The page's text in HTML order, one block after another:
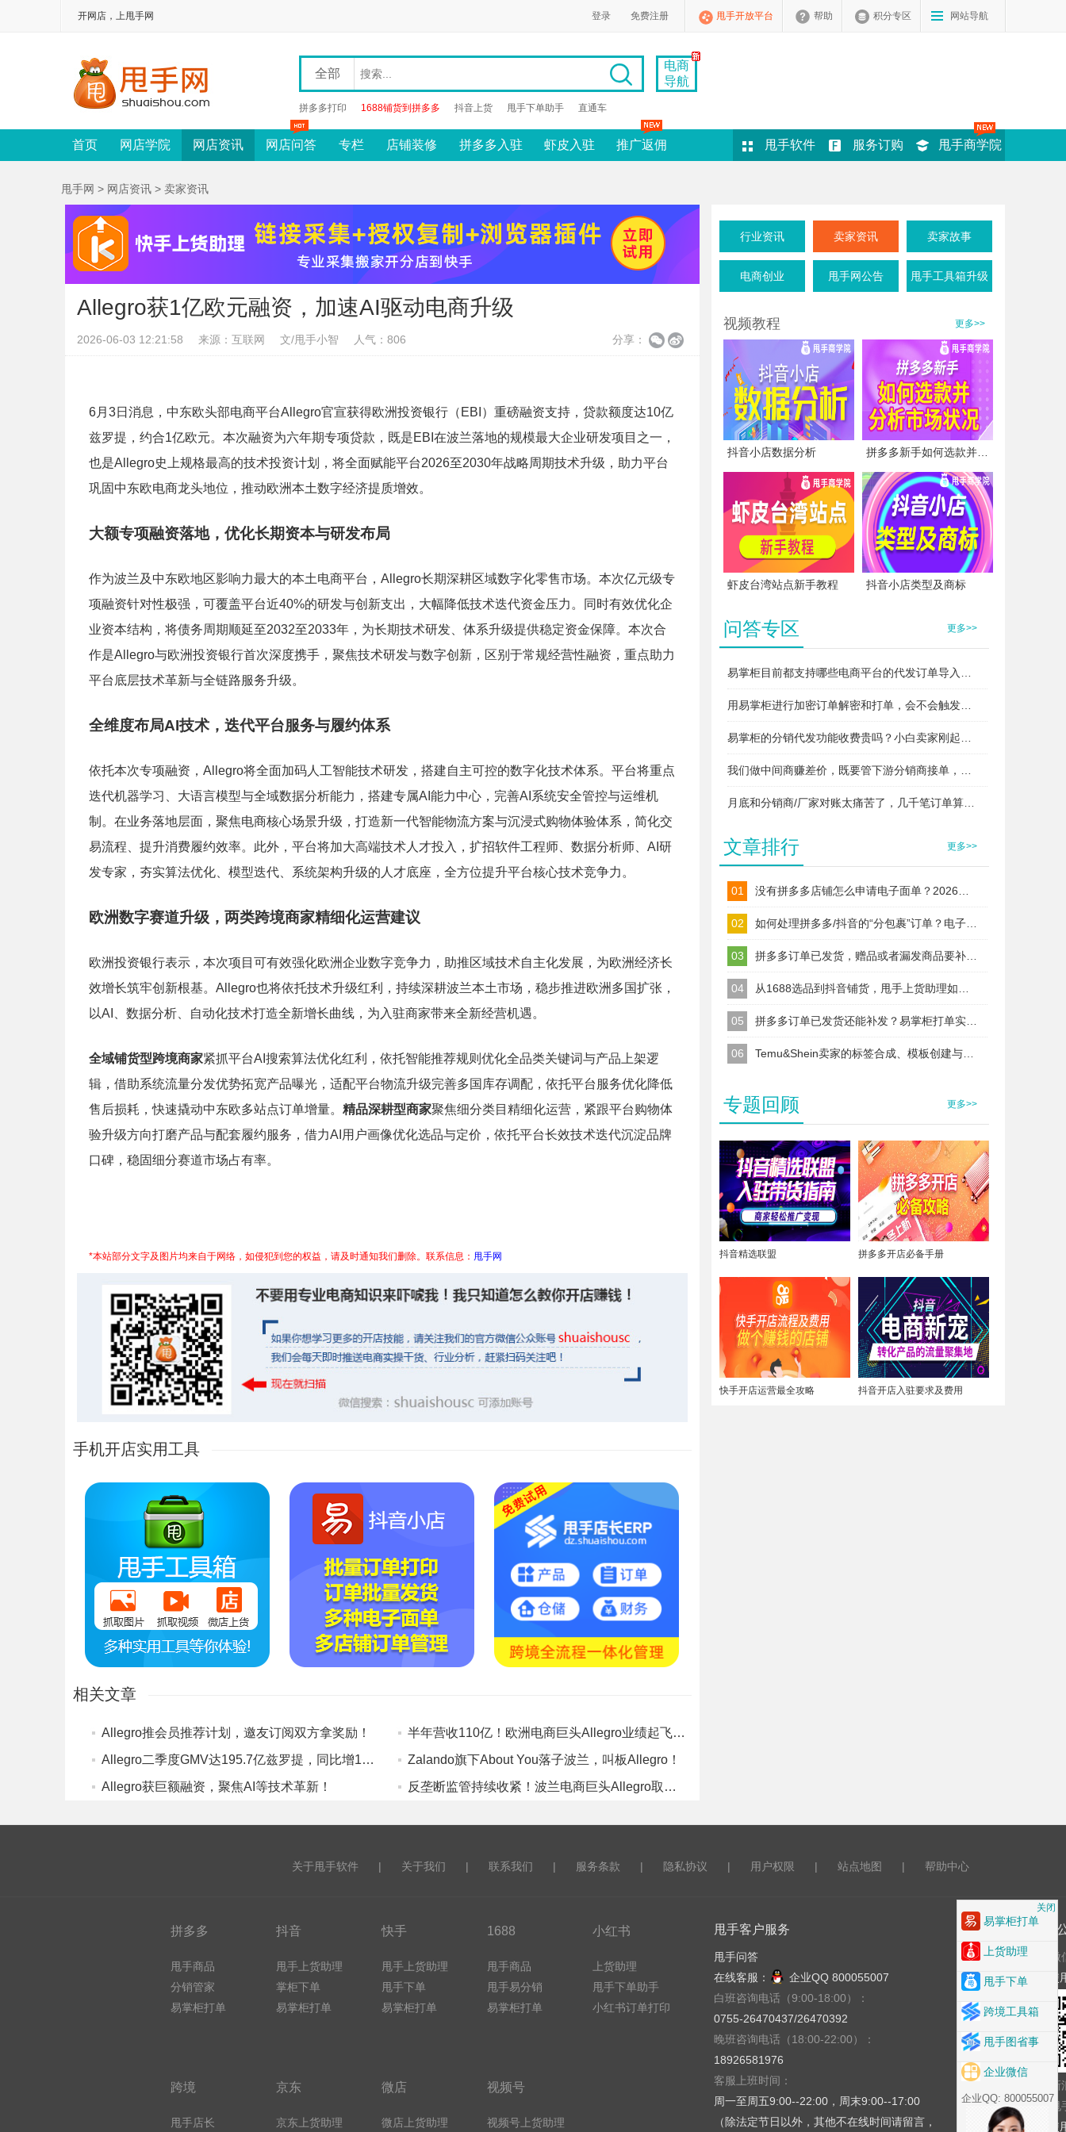
开网店，上甩手网 登录 免费注册 甩手开放平台 帮助 积分专区 网站导航
全部
拼多多打印 1688铺货到拼多多 抖音上货 甩手下单助手 直通车
电商
导航
首页 网店学院 网店资讯 网店问答 专栏 店铺装修 拼多多入驻 虾皮入驻 推广返佣 甩手软件 服务订购 甩手商学院
甩手网 > 网店资讯 > 卖家资讯
Allegro获1亿欧元融资，加速AI驱动电商升级
2026-06-03 12:21:58 来源：互联网 文/甩手小智 人气：806 分享：
6月3日消息，中东欧头部电商平台Allegro官宣获得欧洲投资银行（EBI）重磅融资支持，贷款额度达10亿
兹罗提，约合1亿欧元。本次融资为六年期专项贷款，既是EBI在波兰落地的规模最大企业研发项目之一，
也是Allegro史上规格最高的技术投资计划，将全面赋能平台2026至2030年战略周期技术升级，助力平台
巩固中东欧电商龙头地位，推动欧洲本土数字经济提质增效。
大额专项融资落地，优化长期资本与研发布局
作为波兰及中东欧地区影响力最大的本土电商平台，Allegro长期深耕区域数字化零售市场。本次亿元级专
项融资针对性极强，可覆盖平台近40%的研发与创新支出，大幅降低技术迭代资金压力。同时有效优化企
业资本结构，将债务周期顺延至2032至2033年，为长期技术研发、体系升级提供稳定资金保障。本次合
作是Allegro与欧洲投资银行首次深度携手，聚焦技术研发与数字创新，区别于常规经营性融资，重点助力
平台底层技术革新与全链路服务升级。
全维度布局AI技术，迭代平台服务与履约体系
依托本次专项融资，Allegro将全面加码人工智能技术研发，搭建自主可控的数字化技术体系。平台将重点
迭代机器学习、大语言模型与全域数据分析能力，搭建专属AI能力中心，完善AI系统安全管控与运维机
制。在业务落地层面，聚焦电商核心场景升级，打造新一代智能物流方案与沉浸式购物体验体系，简化交
易流程、提升消费履约效率。此外，平台将加大高端技术人才投入，扩招软件工程师、数据分析师、AI研
发专家，夯实算法优化、模型迭代、系统架构升级的人才底座，全方位提升平台核心技术竞争力。
欧洲数字赛道升级，两类跨境商家精细化运营建议
欧洲投资银行表示，本次项目可有效强化欧洲企业数字竞争力，助推区域技术自主化发展，为欧洲经济长
效增长筑牢创新根基。Allegro也将依托技术升级红利，持续深耕波兰本土市场，稳步推进欧洲多国扩张，
以AI、数据分析、自动化技术打造全新增长曲线，为入驻商家带来全新经营机遇。
全域铺货型跨境商家紧抓平台AI搜索算法优化红利，依托智能推荐规则优化全品类关键词与产品上架逻
辑，借助系统流量分发优势拓宽产品曝光，适配平台物流升级完善多国库存调配，依托平台服务优化降低
售后损耗，快速撬动中东欧多站点订单增量。 精品深耕型商家聚焦细分类目精细化运营，紧跟平台购物体
验升级方向打磨产品与配套履约服务，借力AI用户画像优化选品与定价，依托平台长效技术迭代沉淀品牌
口碑，稳固细分赛道市场占有率。
*本站部分文字及图片均来自于网络，如侵犯到您的权益，请及时通知我们删除。联系信息： 甩手网
手机开店实用工具
相关文章
Allegro推会员推荐计划，邀友订阅双方拿奖励！
半年营收110亿！欧洲电商巨头Allegro业绩起飞背后暗藏挑战
Allegro二季度GMV达195.7亿兹罗提，同比增14.4%！
Zalando旗下About You落子波兰，叫板Allegro！
Allegro获巨额融资，聚焦AI等技术革新！
反垄断监管持续收紧！波兰电商巨头Allegro取消强制全网最低价规则，商家定价权回归
行业资讯 卖家资讯 卖家故事
电商创业 甩手网公告 甩手工具箱升级
视频教程 更多>>
抖音小店数据分析
虾皮台湾站点新手教程 抖音小店类型及商标
问答专区 更多>>
文章排行 更多>>
01
02
03
04
05
06
专题回顾 更多>>
抖音精选联盟 拼多多开店必备手册
快手开店运营最全攻略 抖音开店入驻要求及费用
关于甩手软件 | 关于我们 | 联系我们 | 服务条款 | 隐私协议 | 用户权限 | 站点地图 | 帮助中心
拼多多
甩手商品
分销管家
易掌柜打单
抖音
甩手上货助理
掌柜下单
易掌柜打单
快手
甩手上货助理
甩手下单
易掌柜打单
1688
甩手商品
甩手易分销
易掌柜打单
小红书
上货助理
甩手下单助手
小红书订单打印
跨境
甩手店长
京东
京东上货助理
微店
微店上货助理
视频号
视频号上货助理
甩手客户服务
甩手问答
在线客服：
企业QQ 800055007
白班咨询电话（9:00-18:00）：
0755-26470437/26470392
晚班咨询电话（18:00-22:00）：
18926581976
客服上班时间：
周一至周五9:00--22:00，周末9:00--17:00
（除法定节日以外，其他不在线时间请留言，
关注
甩
关闭
易掌柜打单
上货助理
甩手下单
跨境工具箱
甩手图省事
企业微信
企业QQ: 800055007